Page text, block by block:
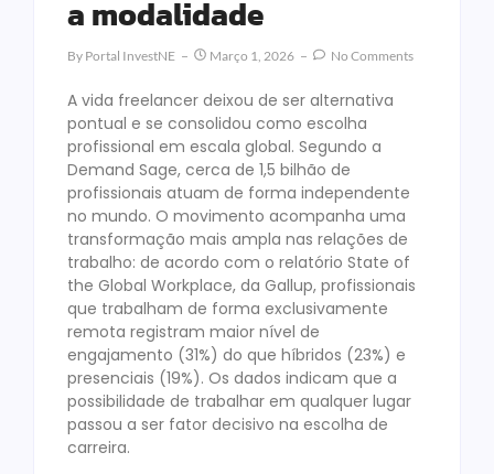
a modalidade
By Portal InvestNE Março 1, 2026 No Comments
A vida freelancer deixou de ser alternativa
pontual e se consolidou como escolha
profissional em escala global. Segundo a
Demand Sage, cerca de 1,5 bilhão de
profissionais atuam de forma independente
no mundo. O movimento acompanha uma
transformação mais ampla nas relações de
trabalho: de acordo com o relatório State of
the Global Workplace, da Gallup, profissionais
que trabalham de forma exclusivamente
remota registram maior nível de
engajamento (31%) do que híbridos (23%) e
presenciais (19%). Os dados indicam que a
possibilidade de trabalhar em qualquer lugar
passou a ser fator decisivo na escolha de
carreira.